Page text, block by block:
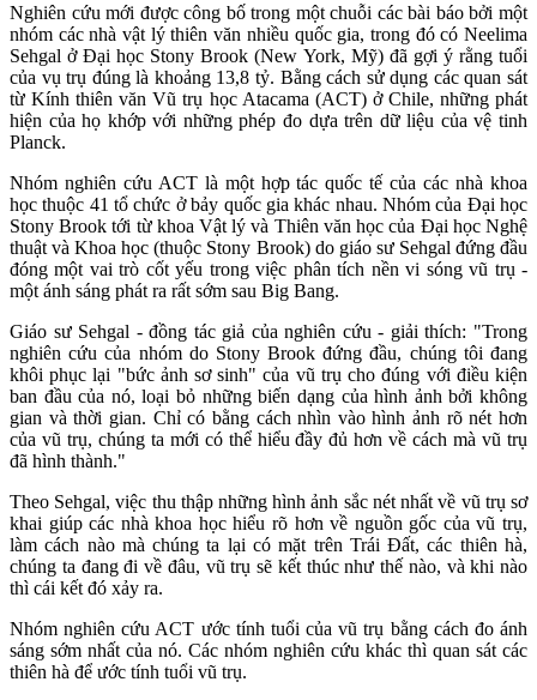
Nghiên cứu mới được công bố trong một chuỗi các bài báo bởi một
nhóm các nhà vật lý thiên văn nhiều quốc gia, trong đó có Neelima
Sehgal ở Đại học Stony Brook (New York, Mỹ) đã gợi ý rằng tuổi
của vụ trụ đúng là khoảng 13,8 tỷ. Bằng cách sử dụng các quan sát
từ Kính thiên văn Vũ trụ học Atacama (ACT) ở Chile, những phát
hiện của họ khớp với những phép đo dựa trên dữ liệu của vệ tinh
Planck.
Nhóm nghiên cứu ACT là một hợp tác quốc tế của các nhà khoa
học thuộc 41 tổ chức ở bảy quốc gia khác nhau. Nhóm của Đại học
Stony Brook tới từ khoa Vật lý và Thiên văn học của Đại học Nghệ
thuật và Khoa học (thuộc Stony Brook) do giáo sư Sehgal đứng đầu
đóng một vai trò cốt yếu trong việc phân tích nền vi sóng vũ trụ -
một ánh sáng phát ra rất sớm sau Big Bang.
Giáo sư Sehgal - đồng tác giả của nghiên cứu - giải thích: "Trong
nghiên cứu của nhóm do Stony Brook đứng đầu, chúng tôi đang
khôi phục lại "bức ảnh sơ sinh" của vũ trụ cho đúng với điều kiện
ban đầu của nó, loại bỏ những biến dạng của hình ảnh bởi không
gian và thời gian. Chỉ có bằng cách nhìn vào hình ảnh rõ nét hơn
của vũ trụ, chúng ta mới có thể hiểu đầy đủ hơn về cách mà vũ trụ
đã hình thành."
Theo Sehgal, việc thu thập những hình ảnh sắc nét nhất về vũ trụ sơ
khai giúp các nhà khoa học hiểu rõ hơn về nguồn gốc của vũ trụ,
làm cách nào mà chúng ta lại có mặt trên Trái Đất, các thiên hà,
chúng ta đang đi về đâu, vũ trụ sẽ kết thúc như thế nào, và khi nào
thì cái kết đó xảy ra.
Nhóm nghiên cứu ACT ước tính tuổi của vũ trụ bằng cách đo ánh
sáng sớm nhất của nó. Các nhóm nghiên cứu khác thì quan sát các
thiên hà để ước tính tuổi vũ trụ.